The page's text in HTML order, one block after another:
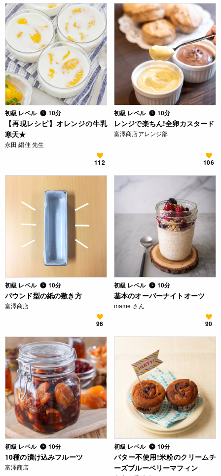
初級 レベル 10分
【再現レシピ】オレンジの牛乳
寒天★
永田 絹佳 先生
112
初級 レベル 10分
レンジで楽ちん!全卵カスタード
富澤商店アレンジ部
106
初級 レベル 10分
パウンド型の紙の敷き方
富澤商店
96
初級 レベル 10分
基本のオーバーナイトオーツ
mame さん
90
初級 レベル 10分
10種の漬け込みフルーツ
富澤商店
初級 レベル 10分
バター不使用!米粉のクリームチ
ーズブルーベリーマフィン